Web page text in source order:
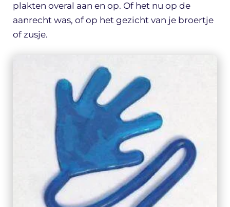
plakten overal aan en op. Of het nu op de
aanrecht was, of op het gezicht van je broertje
of zusje.